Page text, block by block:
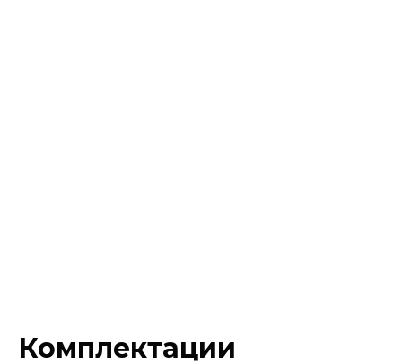
Комплектации